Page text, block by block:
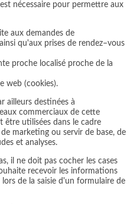
nécessaire pour permettre aux
aux demandes de
qu'aux prises de rendez–vous
localisé proche de la
(cookies).
ailleurs destinées à
commerciaux de cette
être utilisées dans le cadre
marketing ou servir de base, de
et analyses.
il ne doit pas cocher les cases
recevoir les informations
de la saisie d'un formulaire de